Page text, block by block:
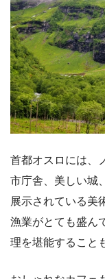
首都オスロには、
市庁舎、美しい城
展示されている美
漁業がとても盛ん
理を堪能すること